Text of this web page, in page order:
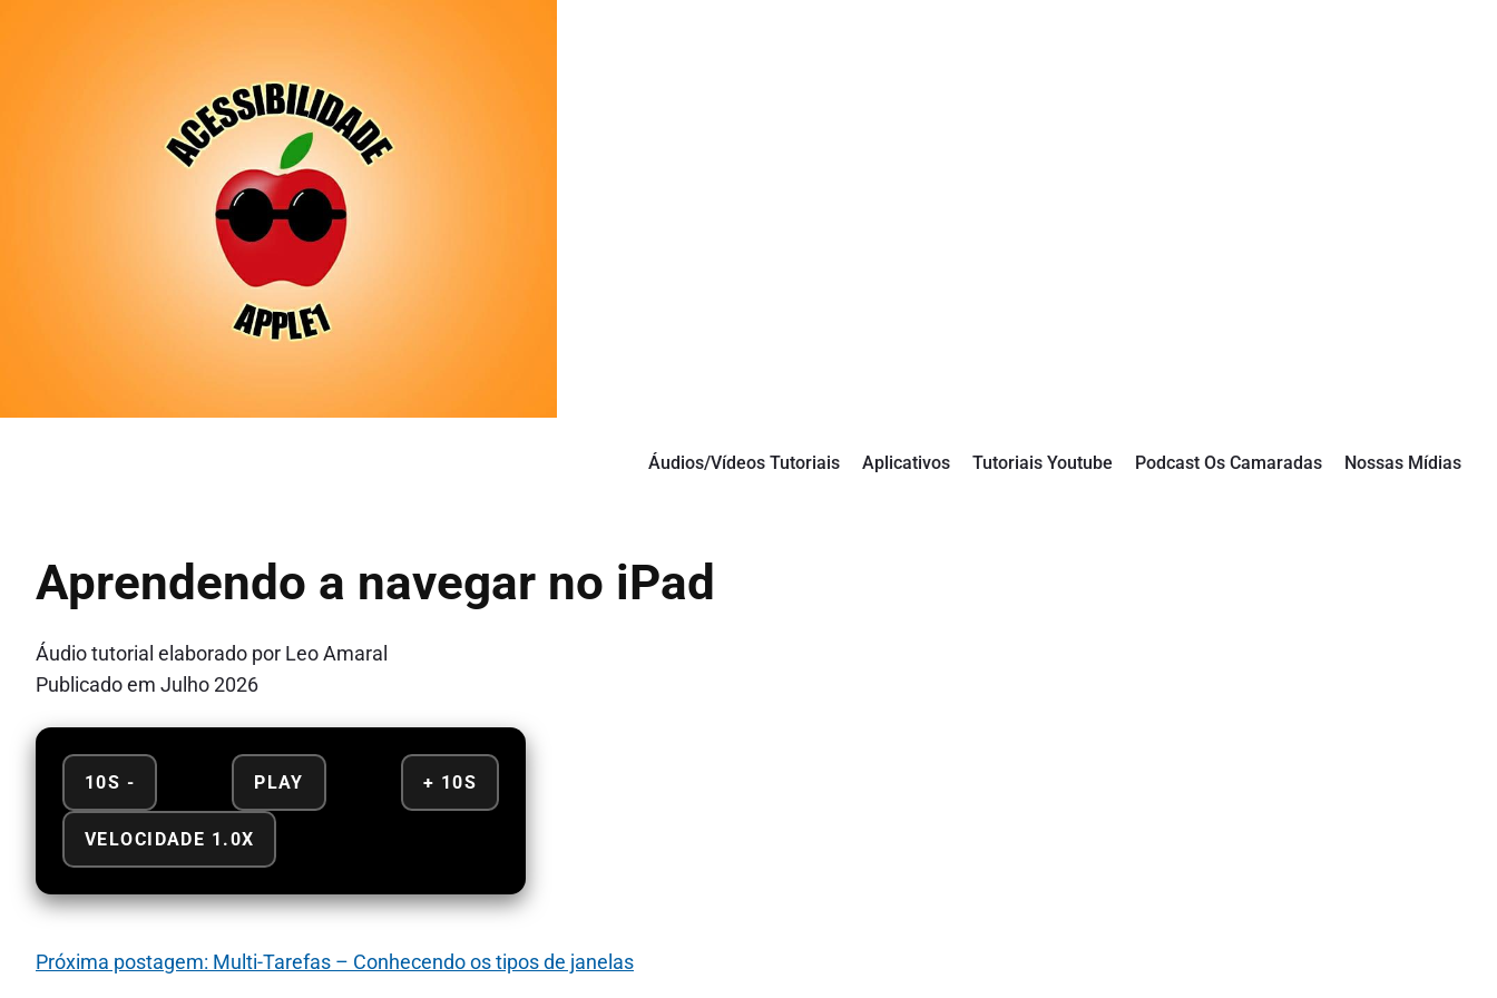
Áudios/Vídeos Tutoriais Aplicativos Tutoriais Youtube Podcast Os Camaradas Nossas Mídias
Aprendendo a navegar no iPad
Áudio tutorial elaborado por Leo Amaral
Publicado em Julho 2026
10S - PLAY + 10S
VELOCIDADE 1.0X
Próxima postagem: Multi-Tarefas – Conhecendo os tipos de janelas